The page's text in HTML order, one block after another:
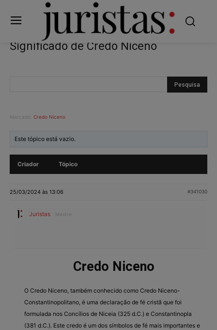
Significado de Credo Niceno
Marcado: Credo Niceno
Este tópico está vazio.
Criador Tópico
25/03/2024 às 13:06 #341030
Juristas Mestre
Credo Niceno
O Credo Niceno, também conhecido como Credo Niceno-
Constantinopolitano, é uma declaração de fé cristã que foi
formulada nos Concílios de Niceia (325 d.C.) e Constantinopla
(381 d.C.). Este credo é um dos símbolos de fé mais importantes e